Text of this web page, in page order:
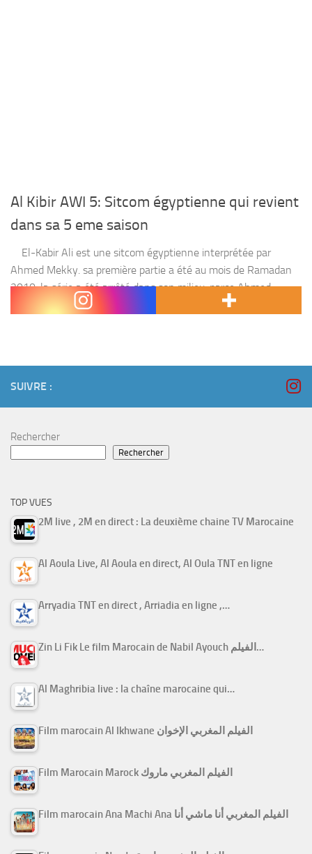
Al Kibir AWI 5: Sitcom égyptienne qui revient
dans sa 5 eme saison
El-Kabir Ali est une sitcom égyptienne interprétée par
Ahmed Mekky. sa première partie a été au mois de Ramadan
2010, la série a été arrêté dans son milieu, parce Ahmed
Mekky s’est...
SUIVRE :
Rechercher
Rechercher
TOP VUES
2M live , 2M en direct : La deuxième chaine TV Marocaine
Al Aoula Live, Al Aoula en direct, Al Oula TNT en ligne
Arryadia TNT en direct , Arriadia en ligne ,…
Zin Li Fik Le film Marocain de Nabil Ayouch الفيلم…
Al Maghribia live : la chaîne marocaine qui…
Film marocain Al Ikhwane الفيلم المغربي الإخوان
Film Marocain Marock الفيلم المغربي ماروك
Film marocain Ana Machi Ana الفيلم المغربي أنا ماشي أنا